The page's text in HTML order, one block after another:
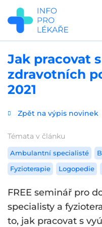
Přejít
hlavnímu
obsahu
Jak pracovat
zdravotních
2021
Zpět na výpis novinek
Témata v článku
Ambulantní specialisté
Fyzioterapie
Logopedie
FREE seminář pro
specialisty a
to, jak pracovat s